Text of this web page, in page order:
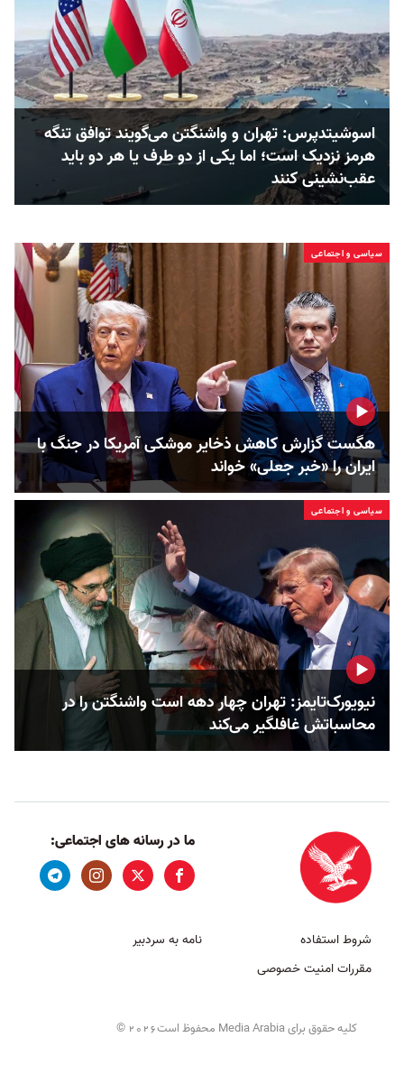
اسوشیتدپرس: تهران و واشنگتن می‌گویند توافق تنگه
هرمز نزدیک است؛ اما یکی از دو طرف یا هر دو باید
عقب‌نشینی کنند
سیاسی و اجتماعی
هگست گزارش کاهش ذخایر موشکی آمریکا در جنگ با
ایران را «خبر جعلی» خواند
سیاسی و اجتماعی
نیویورک‌تایمز: تهران چهار دهه است واشنگتن را در
محاسباتش غافلگیر می‌کند
ما در رسانه های اجتماعی:
شروط استفاده
مقررات امنیت خصوصی
نامه به سردبیر
کلیه حقوق برای Media Arabia محفوظ است 2026
©